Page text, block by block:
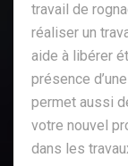
travail de
réaliser un
aide à libérer
présence
permet aussi
votre nouvel
dans les